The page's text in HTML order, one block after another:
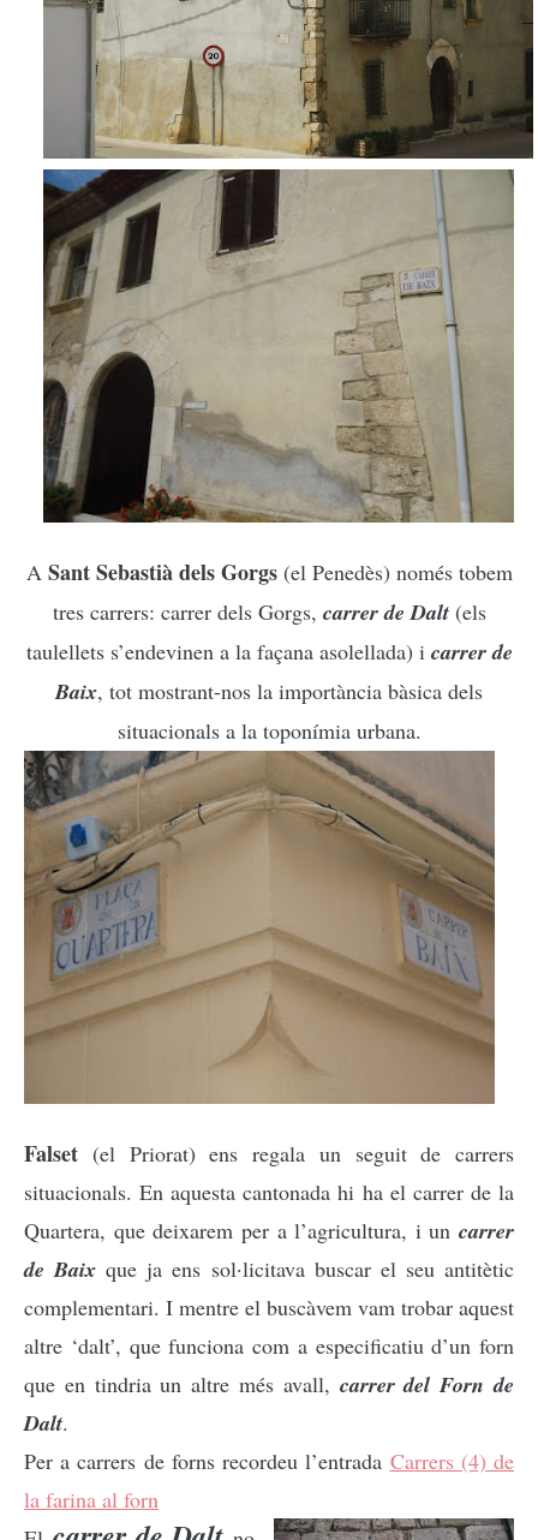
A Sant Sebastià dels Gorgs (el Penedès) només tobem
tres carrers: carrer dels Gorgs, carrer de Dalt (els
taulellets s’endevinen a la façana asolellada) i carrer de
Baix, tot mostrant-nos la importància bàsica dels
situacionals a la toponímia urbana.
Falset (el Priorat) ens regala un seguit de carrers
situacionals. En aquesta cantonada hi ha el carrer de la
Quartera, que deixarem per a l’agricultura, i un carrer
de Baixque ja ens sol·licitava buscar el seu antitètic
complementari. I mentre el buscàvem vam trobar aquest
altre ‘dalt’, que funciona com a especificatiu d’un forn
que en tindria un altre més avall, carrer del Forn de
Dalt.
Per a carrers de forns recordeu l’entrada Carrers (4) de
la farina al forn